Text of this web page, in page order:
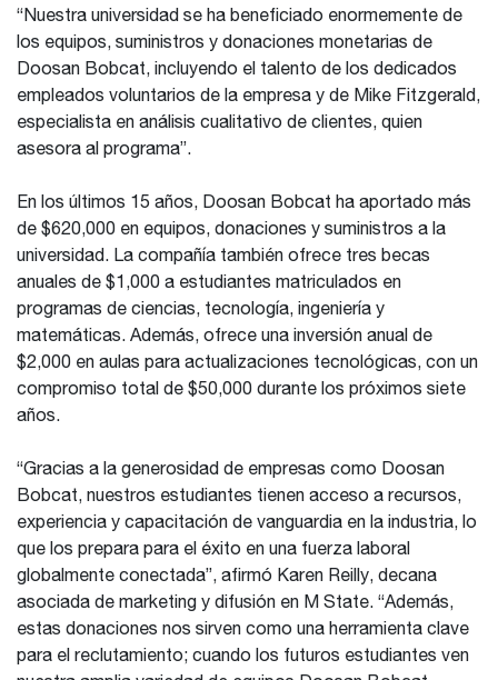
“Nuestra universidad se ha beneficiado enormemente de
los equipos, suministros y donaciones monetarias de
Doosan Bobcat, incluyendo el talento de los dedicados
empleados voluntarios de la empresa y de Mike Fitzgerald,
especialista en análisis cualitativo de clientes, quien
asesora al programa”.
En los últimos 15 años, Doosan Bobcat ha aportado más
de $620,000 en equipos, donaciones y suministros a la
universidad. La compañía también ofrece tres becas
anuales de $1,000 a estudiantes matriculados en
programas de ciencias, tecnología, ingeniería y
matemáticas. Además, ofrece una inversión anual de
$2,000 en aulas para actualizaciones tecnológicas, con un
compromiso total de $50,000 durante los próximos siete
años.
“Gracias a la generosidad de empresas como Doosan
Bobcat, nuestros estudiantes tienen acceso a recursos,
experiencia y capacitación de vanguardia en la industria, lo
que los prepara para el éxito en una fuerza laboral
globalmente conectada”, afirmó Karen Reilly, decana
asociada de marketing y difusión en M State. “Además,
estas donaciones nos sirven como una herramienta clave
para el reclutamiento; cuando los futuros estudiantes ven